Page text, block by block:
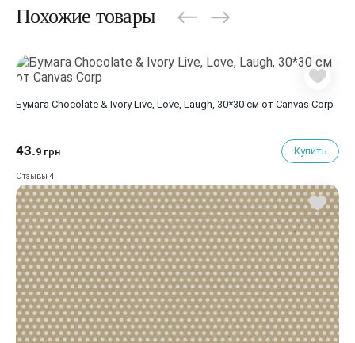
Похожие товары
Бумага Chocolate & Ivory Live, Love, Laugh, 30*30 см от Canvas Corp
43.9 грн Купить
Отзывы 4